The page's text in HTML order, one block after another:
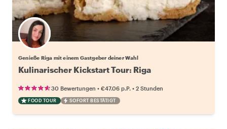
Wähle deinen Lieblingsgastgeber
Genieße Riga mit einem Gastgeber deiner Wahl
Kulinarischer Kickstart Tour: Riga
30 Bewertungen • €47.06 p.P. • 2 Stunden
FOOD TOUR SOFORT BESTÄTIGT